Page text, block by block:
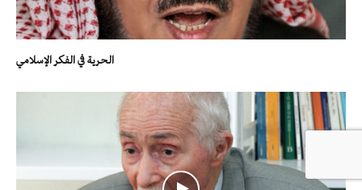
الحرية في الفكر الإسلامي